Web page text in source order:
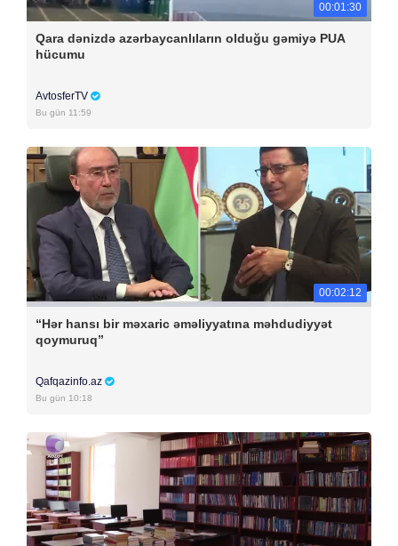
00:01:30
Qara dənizdə azərbaycanlıların olduğu gəmiyə PUA
hücumu
AvtosferTV
Bu gün 11:59
00:02:12
“Hər hansı bir məxaric əməliyyatına məhdudiyyət
qoymuruq”
Qafqazinfo.az
Bu gün 10:18